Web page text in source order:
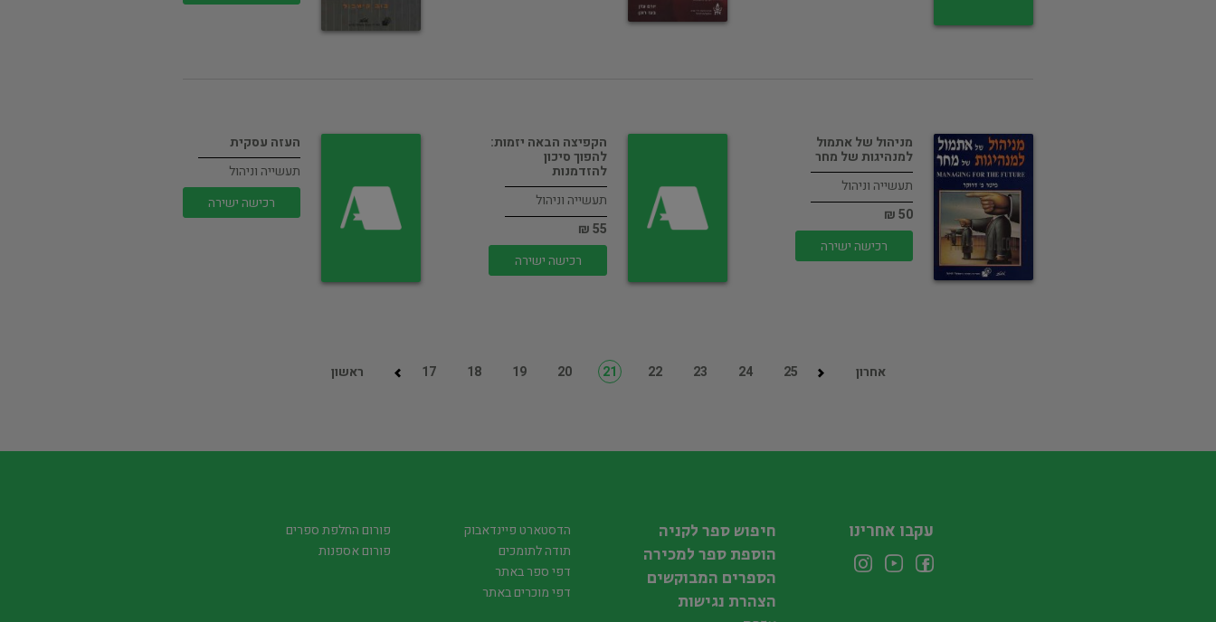
מניהול של אתמול
למנהיגות של מחר
תעשייה וניהול
50 ₪
רכישה ישירה
הקפיצה הבאה יזמות:
להפוך סיכון
להזדמנות
תעשייה וניהול
55 ₪
רכישה ישירה
העזה עסקית
תעשייה וניהול
רכישה ישירה
ראשון 17 18 19 20 21 22 23 24 25 אחרון
עקבו אחרינו
חיפוש ספר לקניה
הוספת ספר למכירה
הספרים המבוקשים
הצהרת נגישות
הדסטארט פיינדאבוק
תודה לתומכים
דפי ספר באתר
דפי מוכרים באתר
פורום החלפת ספרים
פורום אספנות